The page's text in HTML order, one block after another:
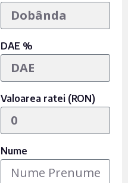
DAE %
Valoarea ratei (RON)
Nume